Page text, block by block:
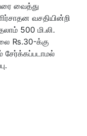
வைத்து
வசதியின்றி
500 மி.லி.
₨.30-க்கு
சேர்க்கப்படாமல்